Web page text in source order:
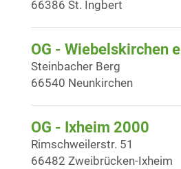
66386 St. Ingbert
OG - Wiebelskirchen
Steinbacher Berg
66540 Neunkirchen
OG - Ixheim 2000
Rimschweilerstr. 51
66482 Zweibrücken-Ixheim